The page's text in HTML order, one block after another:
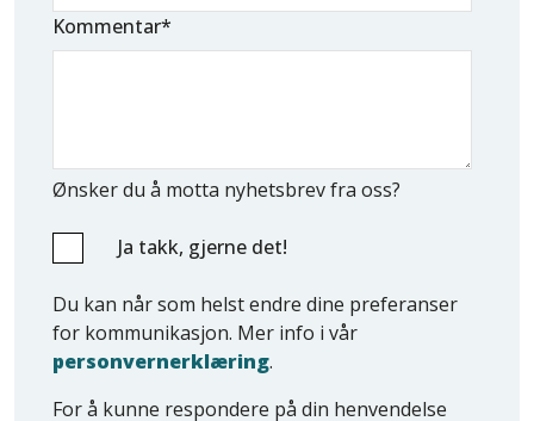
Kommentar*
Ønsker du å motta nyhetsbrev fra oss?
Ja takk, gjerne det!
Du kan når som helst endre dine preferanser
for kommunikasjon. Mer info i vår
personvernerklæring.
For å kunne respondere på din henvendelse